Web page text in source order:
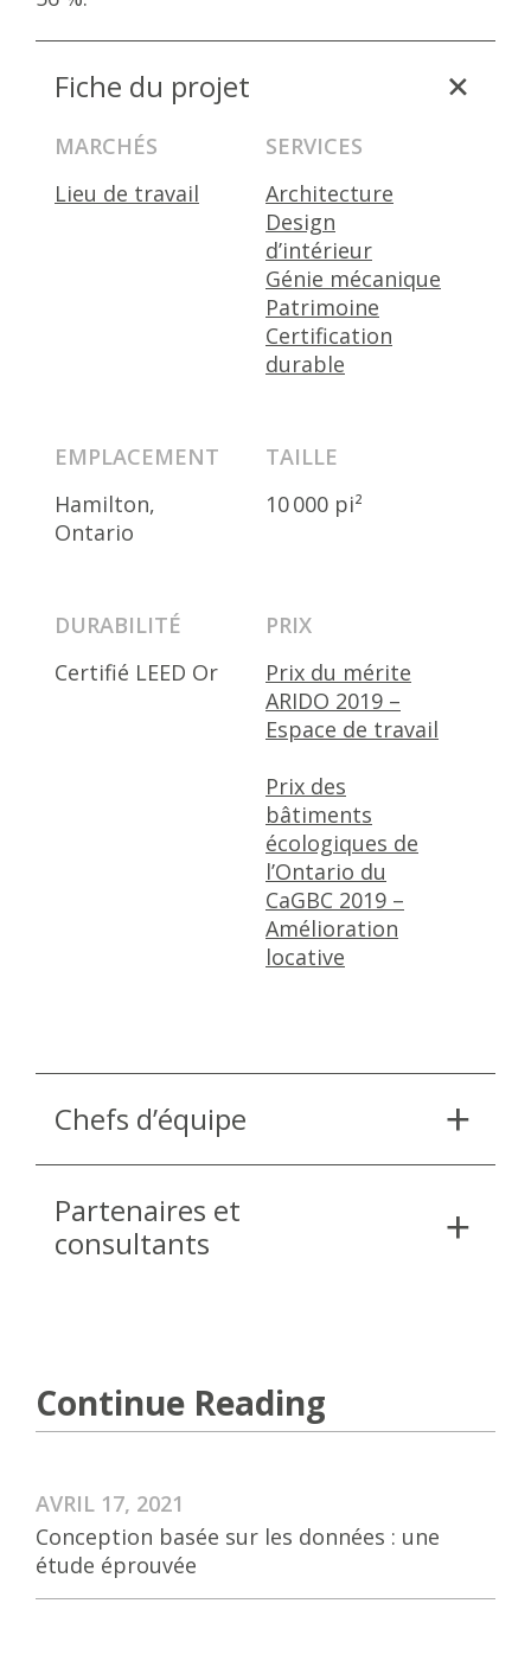
Fiche du projet
MARCHÉS
Lieu de travail
SERVICES
Architecture
Design
d’intérieur
Génie mécanique
Patrimoine
Certification
durable
EMPLACEMENT
Hamilton,
Ontario
TAILLE
10 000 pi²
DURABILITÉ
Certifié LEED Or
PRIX
Prix du mérite
ARIDO 2019 –
Espace de travail
Prix des
bâtiments
écologiques de
l’Ontario du
CaGBC 2019 –
Amélioration
locative
Chefs d’équipe
Partenaires et
consultants
Continue Reading
AVRIL 17, 2021
Conception basée sur les données : une
étude éprouvée